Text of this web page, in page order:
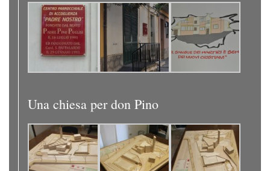
Una chiesa per don Pino